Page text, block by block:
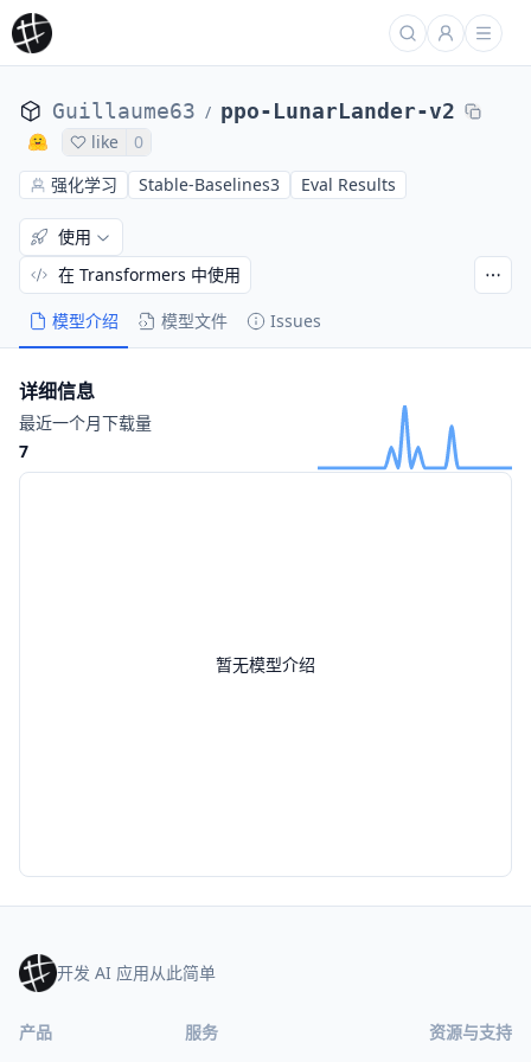
Guillaume63 / ppo-LunarLander-v2
like
0
强化学习
Stable-Baselines3 Eval Results
模型介绍 模型文件 Issues
使用
在 Transformers 中使用
暂无模型介绍
详细信息
最近一个月下载量
7
开发 AI 应用从此简单
产品 服务 资源与支持